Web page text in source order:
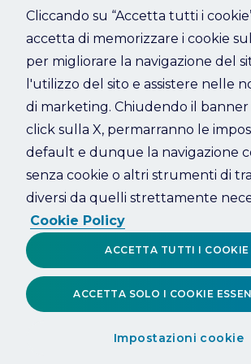
Refresh
Cliccando su “Accetta tutti i
accetta di memorizzare i cookie
per migliorare la navigazione del
l'utilizzo del sito e assistere nelle
di marketing. Chiudendo il
click sulla X, permarranno le
default e dunque la navigazione
senza cookie o altri strumenti di
diversi da quelli strettamente
Cookie Policy
Impostazioni cookie
ACCETTA SOLO I COOKIE
ACCETTA TUTTI I COOKIE